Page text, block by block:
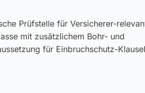
Prüfstelle für Versicherer-
mit zusätzlichem Bohr- und
für Einbruchschutz-